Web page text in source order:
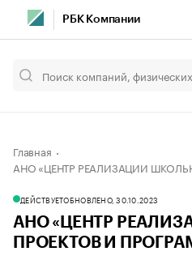
РБК Компании
Главная
АНО «ЦЕНТР РЕАЛИЗАЦИИ
ДЕЙСТВУЕТОБНОВЛЕНО, 30.10.2023
АНО «ЦЕНТР
ПРОЕКТОВ И